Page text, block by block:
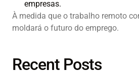
empresas.
À medida que o trabalho remoto
moldará o futuro do emprego.
Recent Posts